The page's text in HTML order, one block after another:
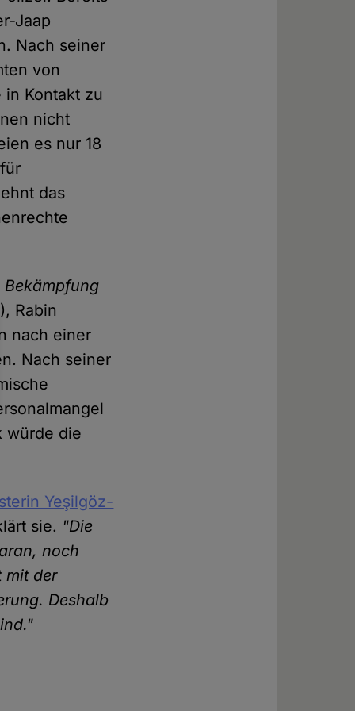
Jaap
Nach seiner
von
Kontakt zu
nicht
es nur 18
das
Rabin
nach einer
Nach seiner
würde die
Yeşilgöz-
sie. "Die
noch
mit der
Deshalb